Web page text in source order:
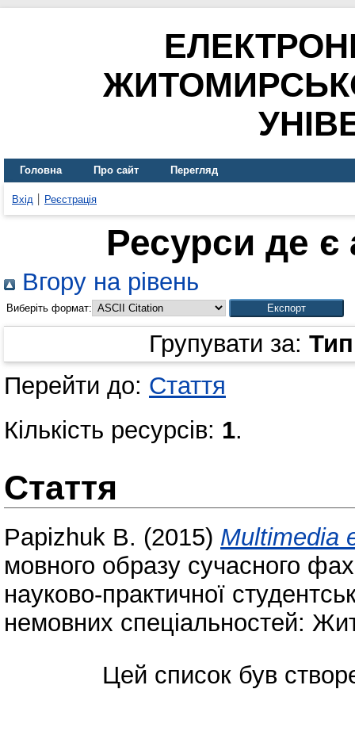
Головна Про сайт Перегляд
Вхід Реєстрація
Ресурси де
Вгору на рівень
Виберіть формат:
Групувати за:
Перейти до: Стаття
Кількість ресурсів: 1.
Стаття
Papizhuk B. (2015) Multimedia
мовного образу сучасного
науково-практичної
немовних спеціальностей:
Цей список був